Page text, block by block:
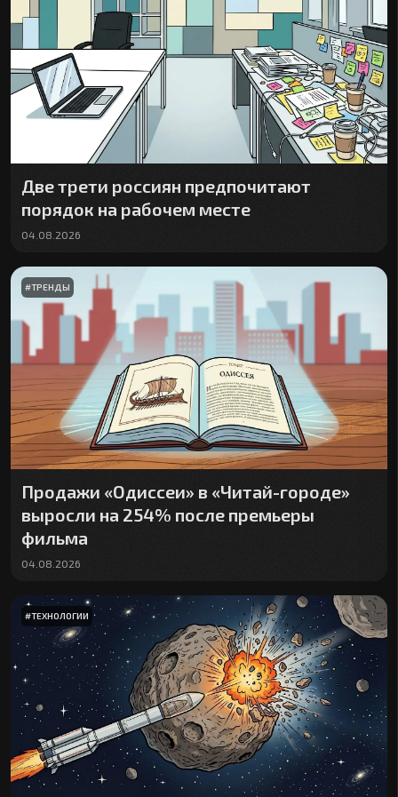
Две трети россиян предпочитают
порядок на рабочем месте
04.08.2026
#ТРЕНДЫ
Продажи «Одиссеи» в «Читай-городе»
выросли на 254% после премьеры
фильма
04.08.2026
#ТЕХНОЛОГИИ